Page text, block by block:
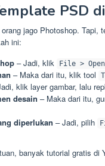
PSD
jago Photoshop. Tapi,
ini:
– Jadi, klik File > Open
– Maka dari itu, klik tool
klik layer gambar, lalu
desain – Maka dari itu,
diperlukan – Jadi, pilih
banyak tutorial gratis di